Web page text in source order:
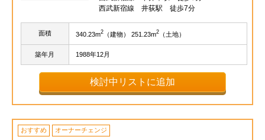
西武新宿線 井荻駅 徒歩7分
面積 340.23m2（建物） 251.23m2（土地）
築年月 1988年12月
検討中リストに追加
おすすめ オーナーチェンジ